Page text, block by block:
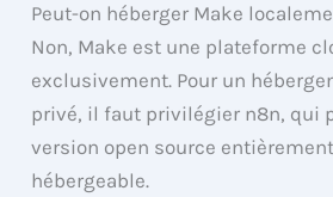
Peut-on héberger Make
Non, Make est une plateforme
exclusivement. Pour un
privé, il faut privilégier n8n, qui
version open source
hébergeable.